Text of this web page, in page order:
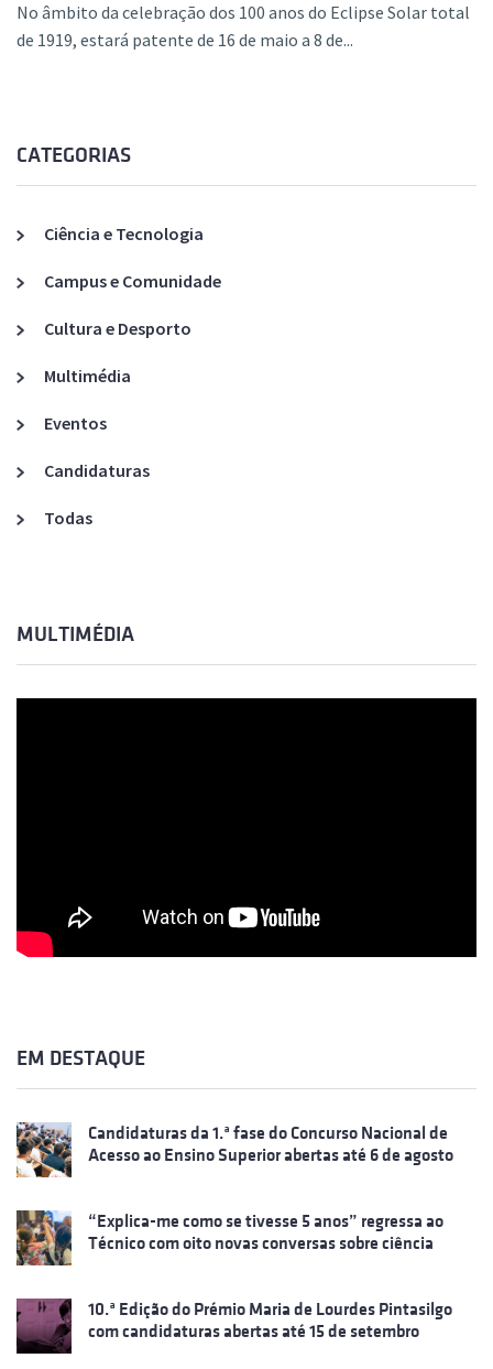
No âmbito da celebração dos 100 anos do Eclipse Solar total
de 1919, estará patente de 16 de maio a 8 de...
CATEGORIAS
Ciência e Tecnologia
Campus e Comunidade
Cultura e Desporto
Multimédia
Eventos
Candidaturas
Todas
MULTIMÉDIA
EM DESTAQUE
Candidaturas da 1.ª fase do Concurso Nacional de
Acesso ao Ensino Superior abertas até 6 de agosto
“Explica-me como se tivesse 5 anos” regressa ao
Técnico com oito novas conversas sobre ciência
10.ª Edição do Prémio Maria de Lourdes Pintasilgo
com candidaturas abertas até 15 de setembro